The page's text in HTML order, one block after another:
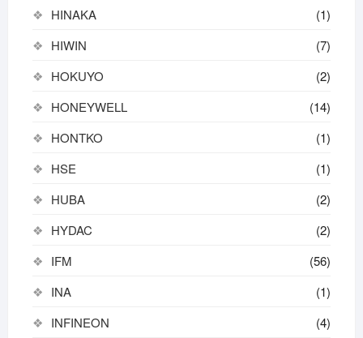
HINAKA
(1)
HIWIN
(7)
HOKUYO
(2)
HONEYWELL
(14)
HONTKO
(1)
HSE
(1)
HUBA
(2)
HYDAC
(2)
IFM
(56)
INA
(1)
INFINEON
(4)